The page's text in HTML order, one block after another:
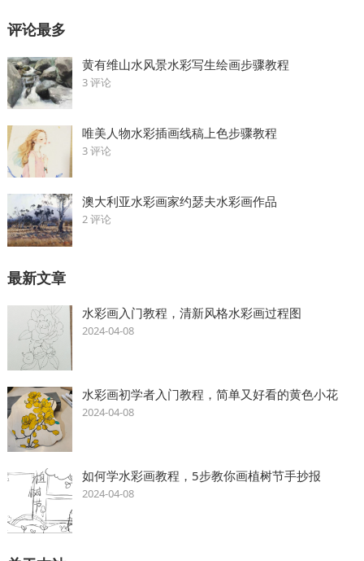
评论最多
黄有维山水风景水彩写生绘画步骤教程
3 评论
唯美人物水彩插画线稿上色步骤教程
3 评论
澳大利亚水彩画家约瑟夫水彩画作品
2 评论
最新文章
水彩画入门教程，清新风格水彩画过程图
2024-04-08
水彩画初学者入门教程，简单又好看的黄色小花
2024-04-08
如何学水彩画教程，5步教你画植树节手抄报
2024-04-08